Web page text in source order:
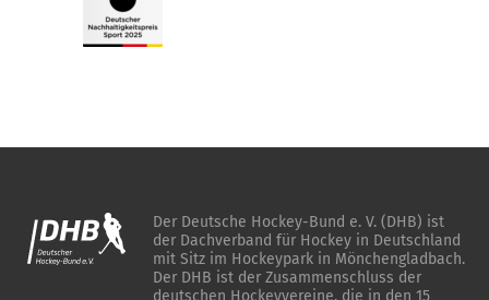
Der Deutsche Hockey-Bund e. V. (DHB) ist
der Dachverband für Hockey in Deutschland
mit Sitz im Hockeypark in Mönchengladbach.
Der DHB ist der Zusammenschluss der